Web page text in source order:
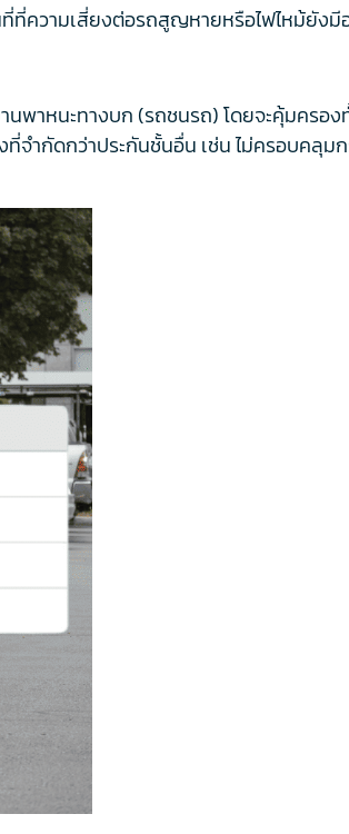
ที่ที่ความเสี่ยงต่อรถสูญหายหรือไฟไหม้ยังมี
าหนะทางบก (รถชนรถ) โดยจะคุ้มครอง
จำกัดกว่าประกันชั้นอื่น เช่น ไม่ครอบคลุม